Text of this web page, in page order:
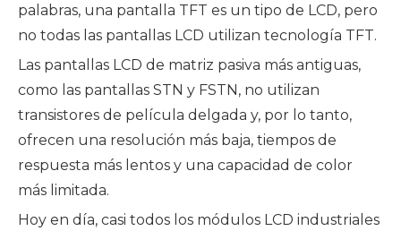
palabras, una pantalla TFT es un tipo de LCD, pero
no todas las pantallas LCD utilizan tecnología TFT.
Las pantallas LCD de matriz pasiva más antiguas,
como las pantallas STN y FSTN, no utilizan
transistores de película delgada y, por lo tanto,
ofrecen una resolución más baja, tiempos de
respuesta más lentos y una capacidad de color
más limitada.
Hoy en día, casi todos los módulos LCD industriales